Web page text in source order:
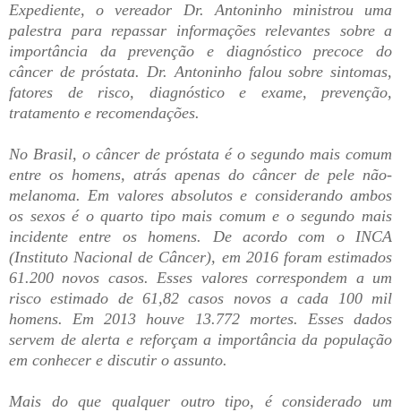
Expediente, o vereador Dr. Antoninho ministrou uma
palestra para repassar informações relevantes sobre a
importância da prevenção e diagnóstico precoce do
câncer de próstata. Dr. Antoninho falou sobre sintomas,
fatores de risco, diagnóstico e exame, prevenção,
tratamento e recomendações.
No Brasil, o câncer de próstata é o segundo mais comum
entre os homens, atrás apenas do câncer de pele não-
melanoma. Em valores absolutos e considerando ambos
os sexos é o quarto tipo mais comum e o segundo mais
incidente entre os homens. De acordo com o INCA
(Instituto Nacional de Câncer), em 2016 foram estimados
61.200 novos casos. Esses valores correspondem a um
risco estimado de 61,82 casos novos a cada 100 mil
homens. Em 2013 houve 13.772 mortes. Esses dados
servem de alerta e reforçam a importância da população
em conhecer e discutir o assunto.
Mais do que qualquer outro tipo, é considerado um